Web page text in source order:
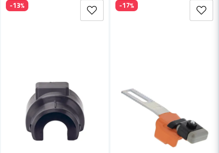
-13% -17%